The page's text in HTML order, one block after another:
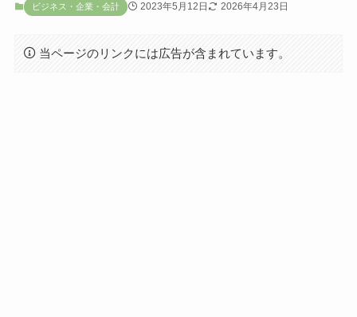
ビジネス・企業・会計 2023年5月12日 2026年4月23日
当ページのリンクには広告が含まれています。